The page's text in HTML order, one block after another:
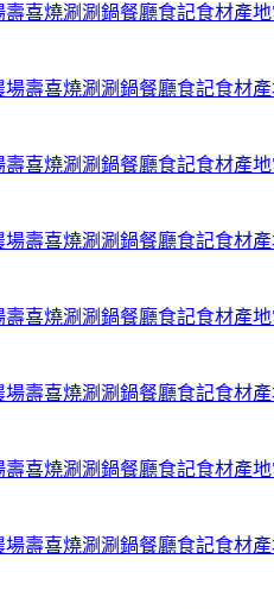
喜燒涮涮鍋餐廳食記食材產
喜燒涮涮鍋餐廳食記食材產
喜燒涮涮鍋餐廳食記食材產
喜燒涮涮鍋餐廳食記食材產